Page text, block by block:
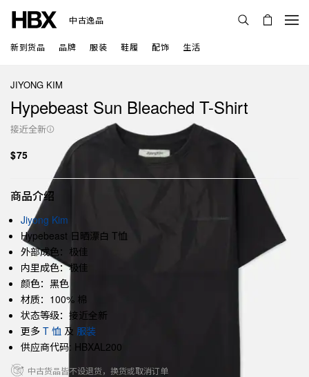
中古逸品
新到货品 品牌 服装 鞋履 配饰 生活
JIYONG KIM
Hypebeast Sun Bleached T-Shirt
接近全新
$75
商品介绍
Jiyong Kim
Hypebeast 日晒漂白 T恤
外部成色：极佳
内里成色：极佳
颜色：黑色
材质：100% 棉
状态等级：接近全新
更多 T 恤 及 服装
供应商代码: HBXAL200
中古货品皆不设退货，换货或取消订单